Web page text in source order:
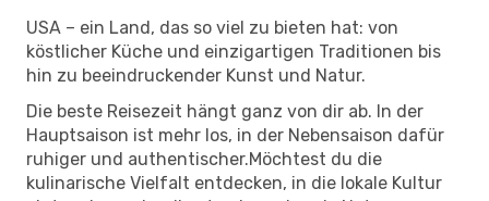
USA – ein Land, das so viel zu bieten hat: von
köstlicher Küche und einzigartigen Traditionen bis
hin zu beeindruckender Kunst und Natur.
Die beste Reisezeit hängt ganz von dir ab. In der
Hauptsaison ist mehr los, in der Nebensaison dafür
ruhiger und authentischer.Möchtest du die
kulinarische Vielfalt entdecken, in die lokale Kultur